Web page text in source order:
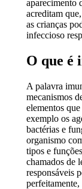
aparecimento
acreditam
as crianças
infeccioso
O que é
A palavra
mecanismos
elementos
exemplo os
bactérias e
organismo
tipos e
chamados de
responsáveis